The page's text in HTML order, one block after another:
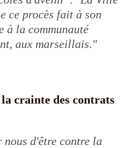
ce procès fait à son
à la communauté
aux marseillais."
crainte des contrats
d'être contre la